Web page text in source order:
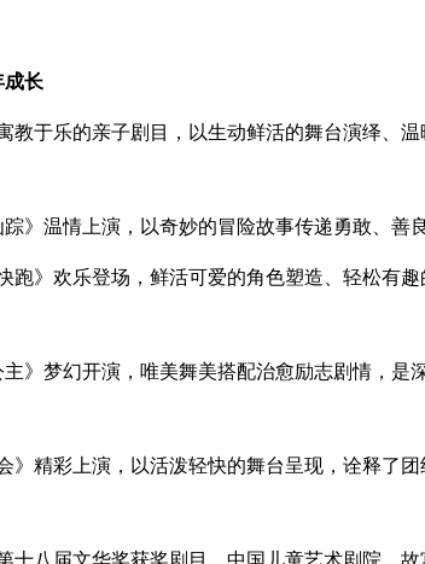
成长
教于乐的亲子剧目，以生动鲜活的舞台演绎、
》温情上演，以奇妙的冒险故事传递勇敢、善
跑》欢乐登场，鲜活可爱的角色塑造、轻松有
》梦幻开演，唯美舞美搭配治愈励志剧情，是
》精彩上演，以活泼轻快的舞台呈现，诠释了
十八届文华奖获奖剧目，中国儿童艺术剧院、